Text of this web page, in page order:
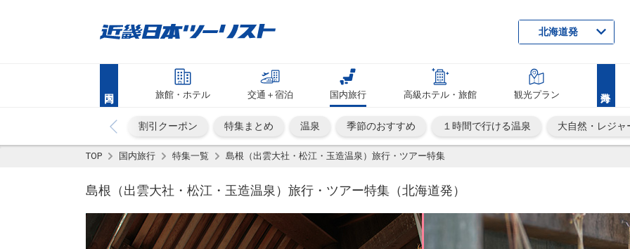
北海道発
旅館・ホテル 交通＋宿泊 国内旅行 高級ホテル・旅館 観光プラン
割引クーポン 特集まとめ 温泉 季節のおすすめ １時間で行ける温泉 大自然・レジャ
TOP 国内旅行 特集一覧 島根（出雲大社・松江・玉造温泉）旅行・ツアー特集
島根（出雲大社・松江・玉造温泉）旅行・ツアー特集（北海道発）